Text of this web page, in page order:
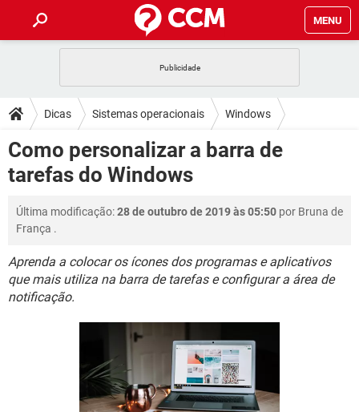
MENU
CELULAR FACEBOOK
OUTLOOK EXCEL
INSTAGRAM GMAIL
DICAS
JOGOS WHATSAPP
CELULAR FACEBOOK
INSTAGRAM GMAIL
DOWNLOADS
JOGOS WHATSAPP
OUTLOOK
INSTAGRAM
GUIA DE COMPRAS
FÓRUM
JOGOS WHATSAPP
OUTLOOK EXCEL
INSTAGRAM
GUIA DE COMPRAS
GLOSSÁRIO
CELULAR FACEBOOK
GUIA DE COMPRAS
Dicas Sistemas operacionais Windows
Como personalizar a barra de
tarefas do Windows
Última modificação:28 de outubro de 2019 às 05:50 por Bruna de
França .
Aprenda a colocar os ícones dos programas e aplicativos
que mais utiliza na barra de tarefas e configurar a área de
notificação.